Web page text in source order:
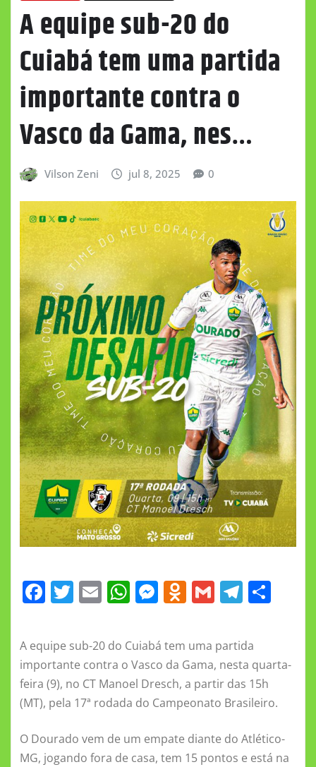
A equipe sub-20 do
Cuiabá tem uma partida
importante contra o
Vasco da Gama, nes…
Vilson Zeni jul 8, 2025 0
F
c
e
b
o
k
T
it
te
r
E
ai
l
W
at
s
A
p
M
ss
e
n
g
O
n
o
kl
a
ss
ni
G
ai
l
T
e
gr
a
m
re
A equipe sub-20 do Cuiabá tem uma partida
importante contra o Vasco da Gama, nesta quarta-
feira (9), no CT Manoel Dresch, a partir das 15h
(MT), pela 17ª rodada do Campeonato Brasileiro.
O Dourado vem de um empate diante do Atlético-
MG, jogando fora de casa, tem 15 pontos e está na